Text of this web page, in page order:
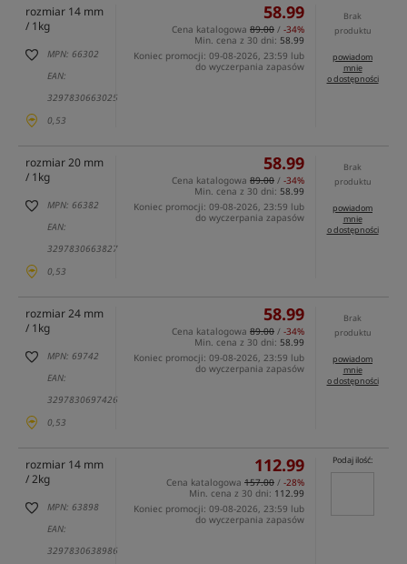
rozmiar 14 mm
/ 1kg
MPN: 66302
EAN:
3297830663025
0,53
58.99
Cena katalogowa 89.00 / -34%
Min. cena z 30 dni: 58.99
Koniec promocji: 09-08-2026, 23:59 lub
do wyczerpania zapasów
Brak
produktu
powiadom
mnie
o dostępności
rozmiar 20 mm
/ 1kg
MPN: 66382
EAN:
3297830663827
0,53
58.99
Cena katalogowa 89.00 / -34%
Min. cena z 30 dni: 58.99
Koniec promocji: 09-08-2026, 23:59 lub
do wyczerpania zapasów
Brak
produktu
powiadom
mnie
o dostępności
rozmiar 24 mm
/ 1kg
MPN: 69742
EAN:
3297830697426
0,53
58.99
Cena katalogowa 89.00 / -34%
Min. cena z 30 dni: 58.99
Koniec promocji: 09-08-2026, 23:59 lub
do wyczerpania zapasów
Brak
produktu
powiadom
mnie
o dostępności
rozmiar 14 mm
/ 2kg
MPN: 63898
EAN:
3297830638986
112.99
Cena katalogowa 157.00 / -28%
Min. cena z 30 dni: 112.99
Koniec promocji: 09-08-2026, 23:59 lub
do wyczerpania zapasów
Podaj ilość: